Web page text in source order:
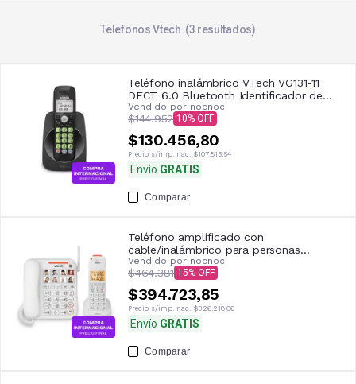
Telefonos Vtech 3 resultados
Teléfono inalámbrico VTech VG131-11
DECT 6.0 Bluetooth Identificador de
llamadas
Vendido por nocnoc
$144.952 10
$130.456,80
Precio s/imp. nac. $107.815,54
Envío GRATIS
Comparar
Teléfono amplificado con
cable/inalámbrico para personas
mayores VTech SN5147, blanco
Vendido por nocnoc
$464.381 15
$394.723,85
Precio s/imp. nac. $326.218,06
Envío GRATIS
Comparar